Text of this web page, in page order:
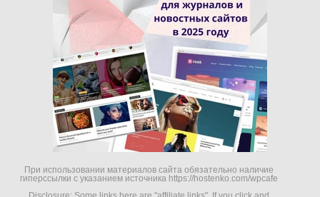
При использовании материалов сайта обязательно наличие
гиперссылки c указанием источника https://hostenko.com/wpcafe